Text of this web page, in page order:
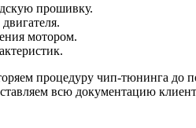
прошивку.
мотором.
процедуру чип-тюнинга до
всю документацию